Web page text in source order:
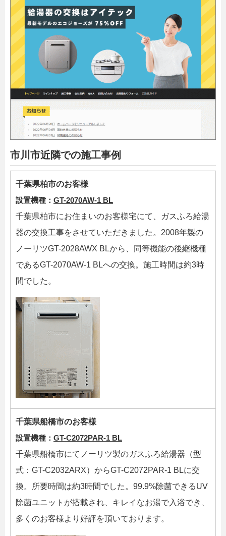
市川市近隣での施工事例
千葉県柏市のお客様
設置機種： GT-2070AW-1 BL
千葉県柏市にお住まいのお客様宅にて、ガスふろ給湯
器の交換工事をさせていただきました。2008年製の
ノーリツGT-2028AWX BLから、同等機能の後継機種
であるGT-2070AW-1 BLへの交換。施工時間は約3時
間でした。
千葉県船橋市のお客様
設置機種： GT-C2072PAR-1 BL
千葉県船橋市にてノーリツ製のガスふろ給湯器（型
式：GT-C2032ARX）からGT-C2072PAR-1 BLに交
換。所要時間は約3時間でした。99.9%除菌できるUV
除菌ユニットが搭載され、キレイなお湯で入浴でき、
多くのお客様より好評を頂いております。